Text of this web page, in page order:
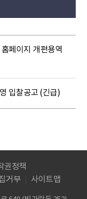
페이지 개편용역
입찰공고 (긴급)
권정책
거부
사이트맵